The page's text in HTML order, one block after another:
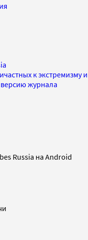
к
журнала
Russia на Android